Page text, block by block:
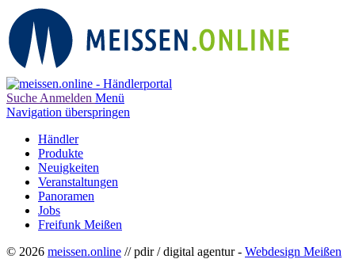
Suche Anmelden Menü
Navigation überspringen
Händler
Produkte
Neuigkeiten
Veranstaltungen
Panoramen
Jobs
Freifunk Meißen
© 2026 meissen.online // pdir / digital agentur - Webdesign Meißen